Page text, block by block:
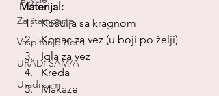
Za štampanje
Vaspitanje-deca
URADI SAM/A
Uradi sam
Materijal:
Košulja sa kragnom
Konac za vez (u boji po želji)
Igla za vez
Kreda
Makaze